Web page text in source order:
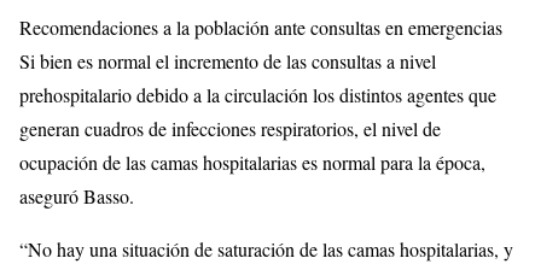
Recomendaciones a la población ante consultas en emergencias
Si bien es normal el incremento de las consultas a nivel
prehospitalario debido a la circulación los distintos agentes que
generan cuadros de infecciones respiratorios, el nivel de
ocupación de las camas hospitalarias es normal para la época,
aseguró Basso.
“No hay una situación de saturación de las camas hospitalarias, y